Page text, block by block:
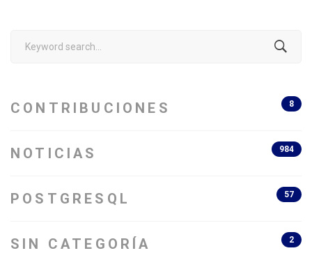
Search
CONTRIBUCIONES 8
NOTICIAS 984
POSTGRESQL 57
SIN CATEGORÍA 2